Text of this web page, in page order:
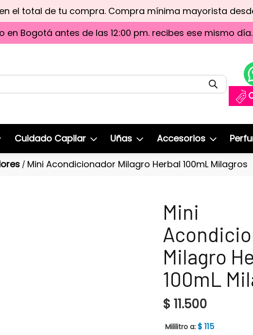
el total de tu compra. Compra mínima mayorista
en Bogotá antes de las 12:00 pm. recibes ese mismo día.
Cuidado Capilar Uñas Accesorios
/ Mini Acondicionador Milagro Herbal 100mL Milagros
Mini
Milagro
100mL
$ 11.500
Mililitro a: $ 115